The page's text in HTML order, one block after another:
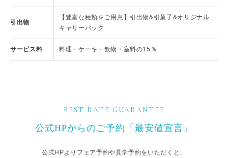
引出物
【豊富な種類をご用意】引出物&引菓子&オリジナル
キャリーバック
サービス料 料理・ケーキ・飲物・室料の15％
BEST RATE GUARANTEE
公式HPからのご予約「最安値宣言」
公式HPよりフェア予約や見学予約をいただくと、